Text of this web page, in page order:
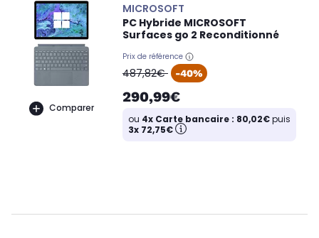
Comparer
MICROSOFT
PC Hybride MICROSOFT
Surfaces go 2 Reconditionné
Prix de référence
oldPrice
487,82€ -40%
290,99€
ou 4x Carte bancaire : 80,02€puis
3x 72,75€